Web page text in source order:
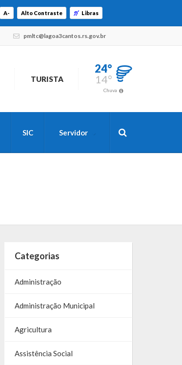
A- Alto Contraste Libras
pmltc@lagoa3cantos.rs.gov.br
TURISTA
24°
14°
Chuva
SIC Servidor
Categorias
Administração
Administração Municipal
Agricultura
Assistência Social